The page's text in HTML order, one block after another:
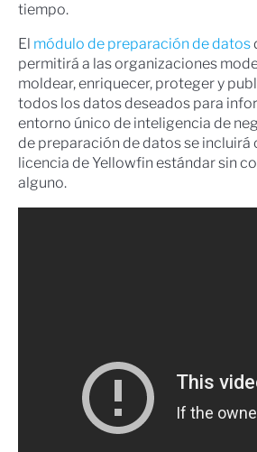
tiempo.
El módulo de preparación de datos
permitirá a las organizaciones
moldear, enriquecer, proteger y
todos los datos deseados para
entorno único de inteligencia de
de preparación de datos se incluirá
licencia de Yellowfin estándar sin
alguno.